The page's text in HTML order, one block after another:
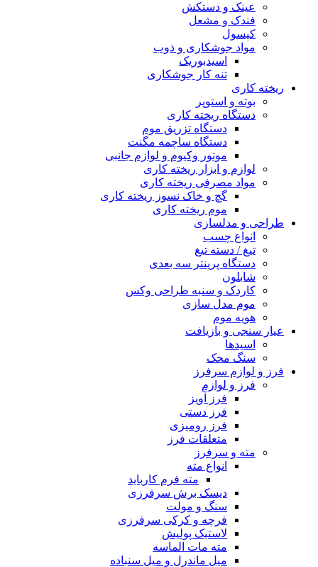
عینک و دستکش
فندک و مشعل
کپسول
مواد جوشکاری و ذوب
اسیدبوریک
تنه کار جوشکاری
ریخته کاری
بوته و استوپر
دستگاه ریخته کاری
دستگاه تزریق موم
دستگاه ساچمه مگنت
موتور وکیوم و لوازم جانبی
لوازم و ابزار ریخته کاری
مواد مصرفی ریخته کاری
گچ و خاک نسوز ریخته کاری
موم ریخته کاری
طراحی و مدلسازی
انواع چسب
تیغ / دسته تیغ
دستگاه پرینتر سه بعدی
شابلون
کاردک و سنبه طراحی وکس
موم مدل سازی
هویه موم
عیار سنجی و بازیافت
اسیدها
سنگ محک
فرز و لوازم سرفرز
فرز و لوازم
فرز آویز
فرز دستی
فرز رومیزی
متعلقات فرز
مته و سرفرز
انواع مته
مته فرم کارباید
دیسک برش سرفرزی
سنگ و مولت
فرچه و کرکی سرفرزی
لاستیک پولیش
مته مات الماسه
میل ماندرل و میل سنباده